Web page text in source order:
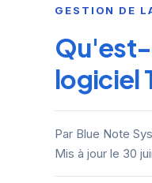
GESTION DE
logiciel
Par Blue Note
Mis à jour le 30